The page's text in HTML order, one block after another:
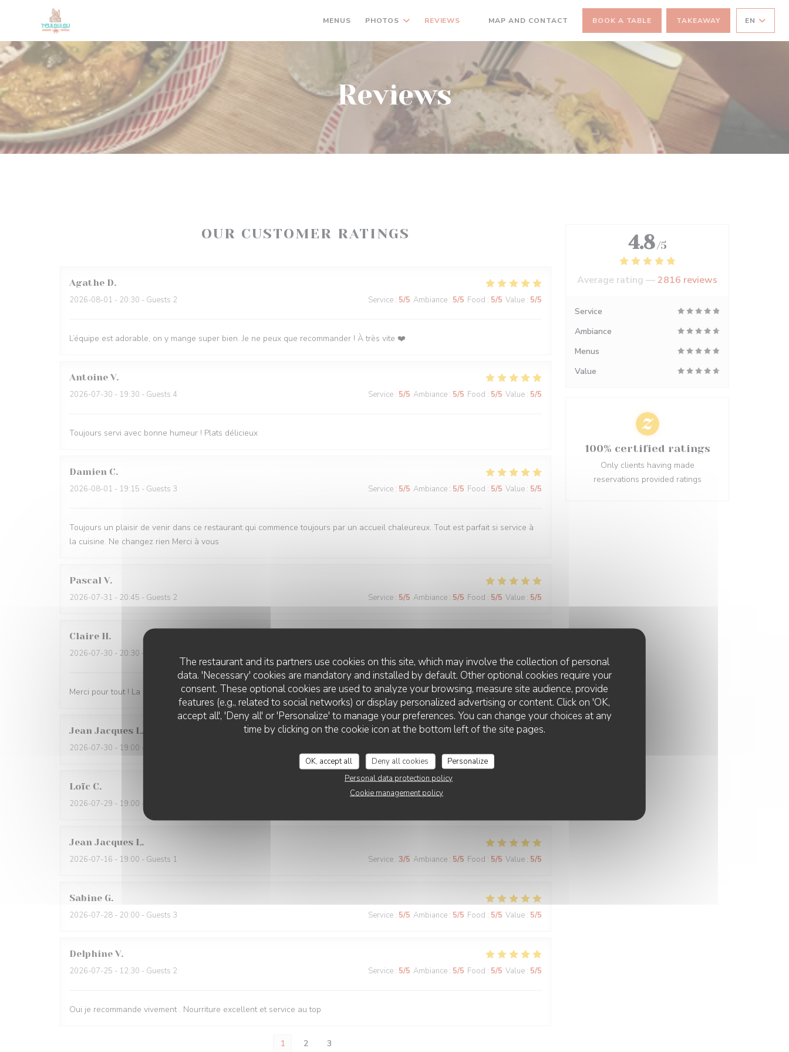
Personalizing your cookie choices
The restaurant and its partners use cookies on this site, which may involve the collection of personal
data. 'Necessary' cookies are mandatory and installed by default. Other optional cookies require your
consent. These optional cookies are used to analyze your browsing, measure site audience, provide
features (e.g., related to social networks) or display personalized advertising or content. Click on 'OK,
accept all', 'Deny all' or 'Personalize' to manage your preferences. You can change your choices at any
time by clicking on the cookie icon at the bottom left of the site pages.
OK, accept all Deny all cookies
Personalize
Personal data protection policy
Cookie management policy
MENUS PHOTOS REVIEWS MAP AND CONTACT BOOK A TABLE TAKEAWAY EN
Reviews
OUR CUSTOMER RATINGS
Agathe D
2026-08-01 - 20:30 - Guests 2 Service : 5/5 Ambiance : 5/5 Food : 5/5 Value : 5/5
L’équipe est adorable, on y mange super bien. Je ne peux que recommander ! À très vite ❤️
Antoine V
2026-07-30 - 19:30 - Guests 4 Service : 5/5 Ambiance : 5/5 Food : 5/5 Value : 5/5
Toujours servi avec bonne humeur ! Plats délicieux
Damien C
2026-08-01 - 19:15 - Guests 3 Service : 5/5 Ambiance : 5/5 Food : 5/5 Value : 5/5
Toujours un plaisir de venir dans ce restaurant qui commence toujours par un accueil chaleureux. Tout est parfait si service à
la cuisine. Ne changez rien Merci à vous
Pascal V
2026-07-31 - 20:45 - Guests 2 Service : 5/5 Ambiance : 5/5 Food : 5/5 Value : 5/5
Claire H
2026-07-30 - 20:30 - Guests 4
Merci pour tout ! La soirée était super avec une très bonne cuisine et un personnel au top !
Jean Jacques L
2026-07-30 - 19:00 - Guests 1
Loïc C
2026-07-29 - 19:00 - Guests 6
Jean Jacques L
2026-07-16 - 19:00 - Guests 1 Service : 3/5 Ambiance : 5/5 Food : 5/5 Value : 5/5
Sabine G
2026-07-28 - 20:00 - Guests 3 Service : 5/5 Ambiance : 5/5 Food : 5/5 Value : 5/5
Delphine V
2026-07-25 - 12:30 - Guests 2 Service : 5/5 Ambiance : 5/5 Food : 5/5 Value : 5/5
Oui je recommande vivement . Nourriture excellent et service au top
1 2 3
4.8 /5
Average rating —2816 reviews
Service
Ambiance
Menus
Value
100% certified ratings
Only clients having made
reservations provided ratings